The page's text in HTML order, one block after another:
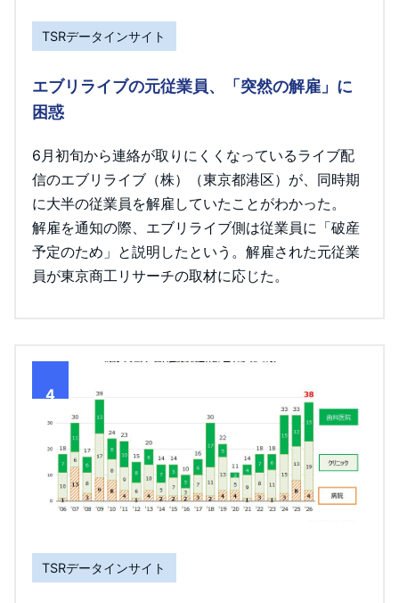
TSRデータインサイト
エブリライブの元従業員、「突然の解雇」に
困惑
6月初旬から連絡が取りにくくなっているライブ配
信のエブリライブ（株）（東京都港区）が、同時期
に大半の従業員を解雇していたことがわかった。
解雇を通知の際、エブリライブ側は従業員に「破産
予定のため」と説明したという。解雇された元従業
員が東京商工リサーチの取材に応じた。
4
TSRデータインサイト